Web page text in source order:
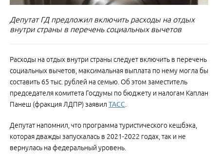
Депутат ГД предложил включить расходы на отдых
внутри страны в перечень социальных вычетов
Расходы на отдых внутри страны следует включить в перечень
социальных вычетов, максимальная выплата по нему могла бы
составить 65 тыс. рублей на семью. Об этом заместитель
председателя комитета Госдумы по бюджету и налогам Каплан
Панеш (фракция ЛДПР) заявил ТАСС.
Депутат напомнил, что программа туристического кешбэка,
которая дважды запускалась в 2021-2022 годах, так и не
вернулась на федеральный уровень.